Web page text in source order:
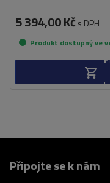
5 394,00 Kč s DPH
Produkt dostupný ve
Připojte se k nám